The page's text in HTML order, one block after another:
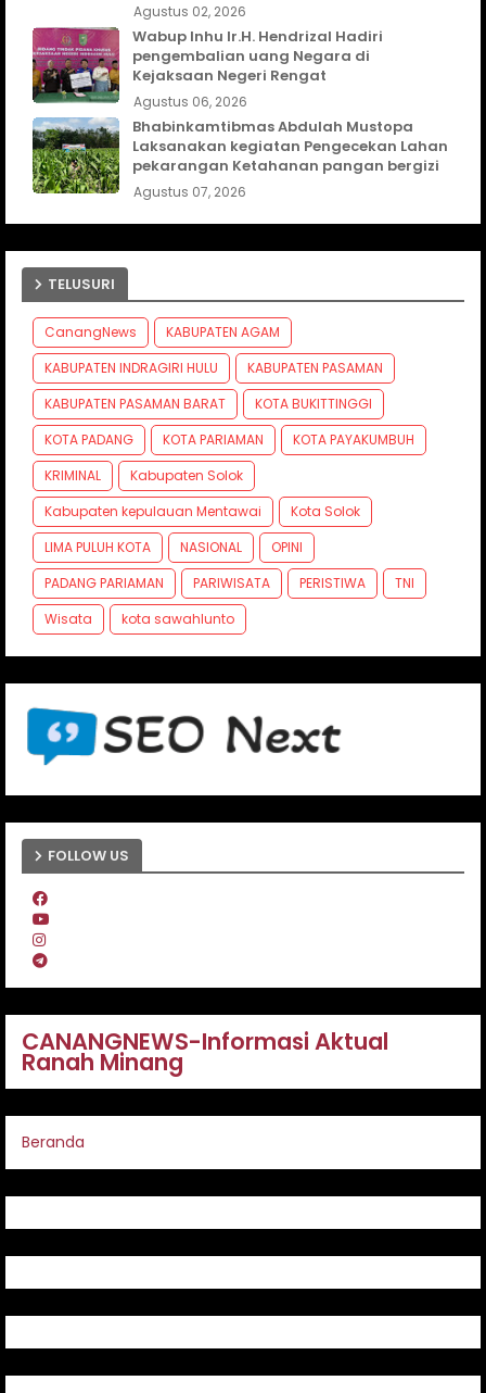
Agustus 02, 2026
Wabup Inhu Ir.H. Hendrizal Hadiri
pengembalian uang Negara di
Kejaksaan Negeri Rengat
Agustus 06, 2026
Bhabinkamtibmas Abdulah Mustopa
Laksanakan kegiatan Pengecekan Lahan
pekarangan Ketahanan pangan bergizi
Agustus 07, 2026
TELUSURI
CanangNews
KABUPATEN AGAM
KABUPATEN INDRAGIRI HULU
KABUPATEN PASAMAN
KABUPATEN PASAMAN BARAT
KOTA BUKITTINGGI
KOTA PADANG
KOTA PARIAMAN
KOTA PAYAKUMBUH
KRIMINAL
Kabupaten Solok
Kabupaten kepulauan Mentawai
Kota Solok
LIMA PULUH KOTA
NASIONAL
OPINI
PADANG PARIAMAN
PARIWISATA PERISTIWA
TNI
Wisata
kota sawahlunto
FOLLOW US
CANANGNEWS-Informasi Aktual
Ranah Minang
Beranda